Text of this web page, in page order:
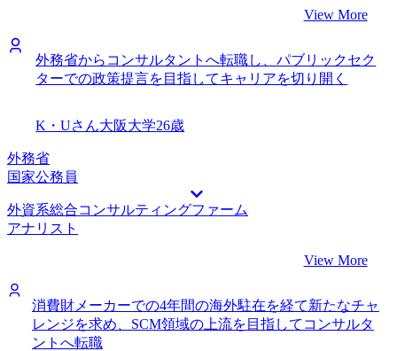
View More
外務省からコンサルタントへ転職し、パブリックセク
ターでの政策提言を目指してキャリアを切り開く
K・Uさん大阪大学26歳
外務省
国家公務員
外資系総合コンサルティングファーム
アナリスト
View More
消費財メーカーでの4年間の海外駐在を経て新たなチャ
レンジを求め、SCM領域の上流を目指してコンサルタ
ントへ転職